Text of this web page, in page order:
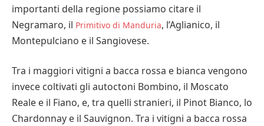
importanti della regione possiamo citare il
Negramaro, il Primitivo di Manduria, l’Aglianico, il
Montepulciano e il Sangiovese.
Tra i maggiori vitigni a bacca rossa e bianca vengono
invece coltivati gli autoctoni Bombino, il Moscato
Reale e il Fiano, e, tra quelli stranieri, il Pinot Bianco, lo
Chardonnay e il Sauvignon. Tra i vitigni a bacca rossa